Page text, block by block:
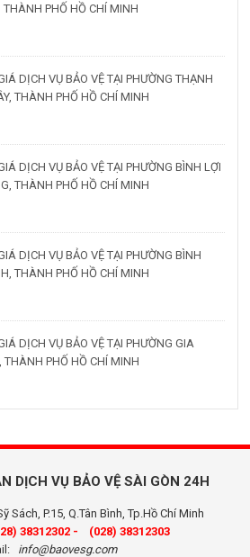
THÀNH PHỐ HỒ CHÍ MINH
DỊCH VỤ BẢO VỆ TẠI PHƯỜNG THẠNH
THÀNH PHỐ HỒ CHÍ MINH
DỊCH VỤ BẢO VỆ TẠI PHƯỜNG BÌNH LỢI
THÀNH PHỐ HỒ CHÍ MINH
DỊCH VỤ BẢO VỆ TẠI PHƯỜNG BÌNH
THÀNH PHỐ HỒ CHÍ MINH
DỊCH VỤ BẢO VỆ TẠI PHƯỜNG GIA
PHỐ HỒ CHÍ MINH
DỊCH VỤ BẢO VỆ SÀI GÒN 24H
Sách, P.15, Q.Tân Bình, Tp.Hồ Chí Minh
38312302 -
(028) 38312303
info@baovesg.com